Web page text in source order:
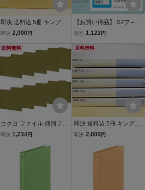
即決 送料込 5冊 キングジ
ム KING JIM ケースファイ
mm 長期保管品
即決 2,000 円
【お買い得品】 S2フ－A4
S－BX10 10冊 青 フラッ
長辺とじ S2 コクヨ
現在 1,122 円
送料無料
コクヨ ファイル 個別フォ
ルダー NEOS A4 板紙 10
NEIF-DGX10SET
即決 1,234円
送料無料
即決 送料込 5冊 キングジ
ム KING JIM ケースファイ
即決 2,000 円